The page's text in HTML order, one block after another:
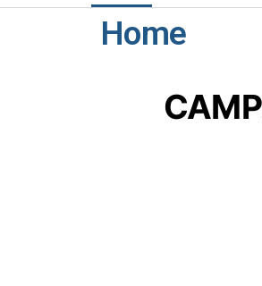
Home